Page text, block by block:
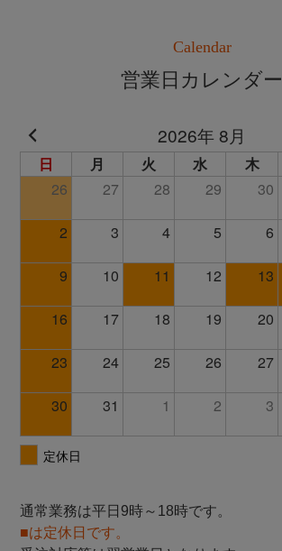
Calendar
営業日カレンダー
通常業務は平日9時～18時です。
■は定休日です。